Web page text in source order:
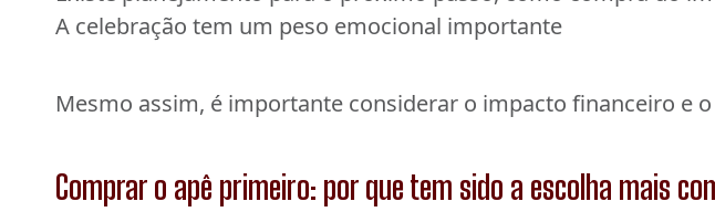
A celebração tem um peso emocional importante
Mesmo assim, é importante considerar o impacto financeiro e
Comprar o apê primeiro: por que tem sido a escolha mais